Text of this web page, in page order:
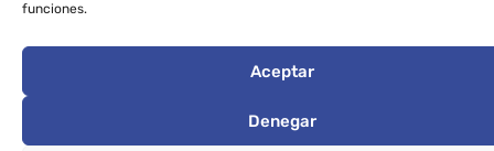
funciones.
Aceptar
Denegar